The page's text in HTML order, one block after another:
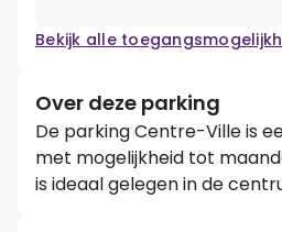
Bekijk alle
Over deze parking
De parking Centre-Ville is
met mogelijkheid tot
is ideaal gelegen in de